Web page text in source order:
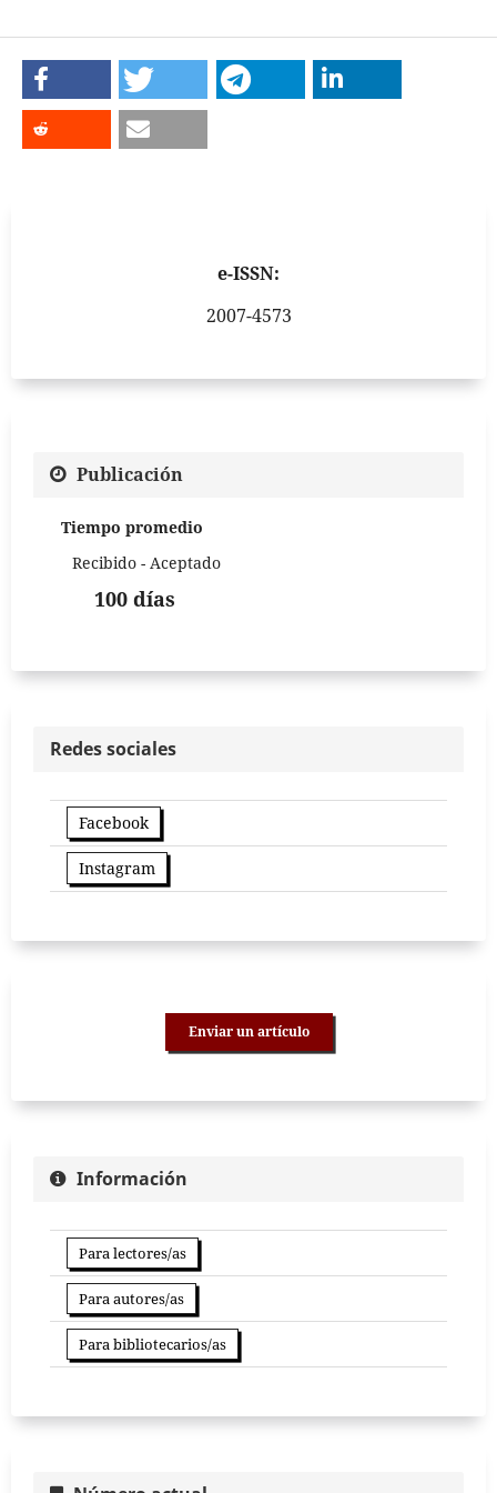
e-ISSN:
2007-4573
Publicación
Tiempo promedio
Recibido - Aceptado
100 días
Redes sociales
Facebook
Instagram
Enviar un artículo
Información
Para lectores/as
Para autores/as
Para bibliotecarios/as